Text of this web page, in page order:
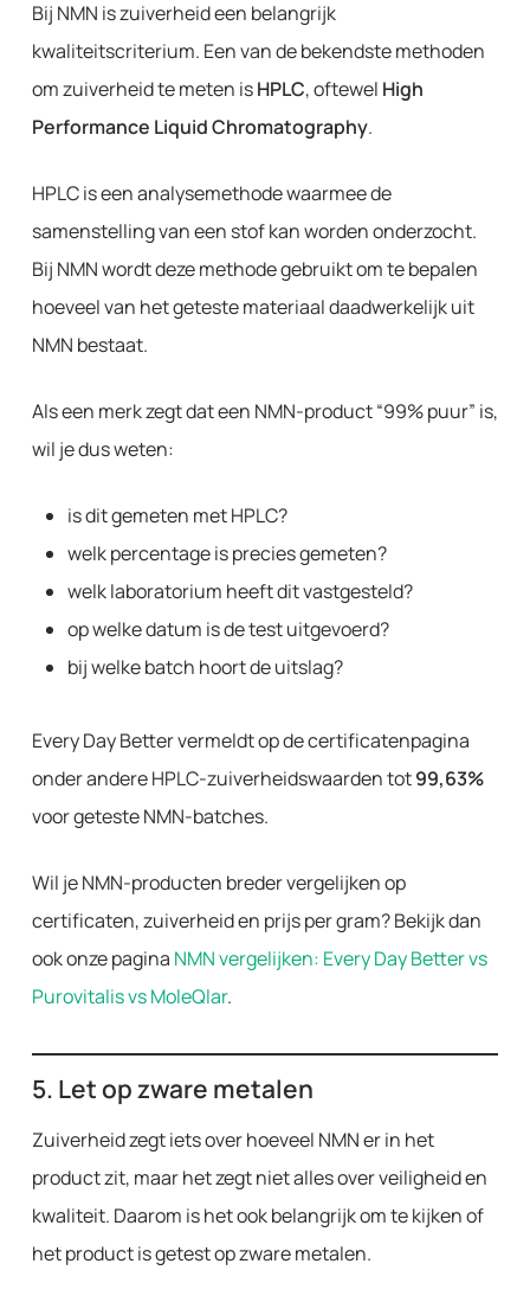
Bij NMN is zuiverheid een belangrijk
kwaliteitscriterium. Een van de bekendste methoden
om zuiverheid te meten isHPLC, oftewel High
Performance Liquid Chromatography.
HPLC is een analysemethode waarmee de
samenstelling van een stof kan worden onderzocht.
Bij NMN wordt deze methode gebruikt om te bepalen
hoeveel van het geteste materiaal daadwerkelijk uit
NMN bestaat.
Als een merk zegt dat een NMN-product “99% puur” is,
wil je dus weten:
is dit gemeten met HPLC?
welk percentage is precies gemeten?
welk laboratorium heeft dit vastgesteld?
op welke datum is de test uitgevoerd?
bij welke batch hoort de uitslag?
Every Day Better vermeldt op de certificatenpagina
onder andere HPLC-zuiverheidswaarden tot99,63%
voor geteste NMN-batches.
Wil je NMN-producten breder vergelijken op
certificaten, zuiverheid en prijs per gram? Bekijk dan
ook onze pagina NMN vergelijken: Every Day Better vs
Purovitalis vs MoleQlar.
5. Let op zware metalen
Zuiverheid zegt iets over hoeveel NMN er in het
product zit, maar het zegt niet alles over veiligheid en
kwaliteit. Daarom is het ook belangrijk om te kijken of
het product is getest op zware metalen.